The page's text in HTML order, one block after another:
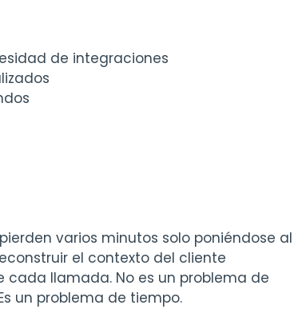
de integraciones
varios minutos solo poniéndose al
el contexto del cliente
llamada. No es un problema de
un problema de tiempo.